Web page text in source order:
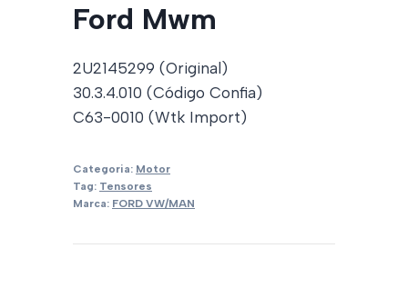
Ford Mwm
2U2145299 (Original)
30.3.4.010 (Código Confia)
C63-0010 (Wtk Import)
Categoria: Motor
Tag: Tensores
Marca: FORD VW/MAN